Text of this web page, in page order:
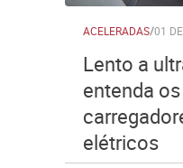
ACELERADAS/01
Lento a
entenda
elétricos